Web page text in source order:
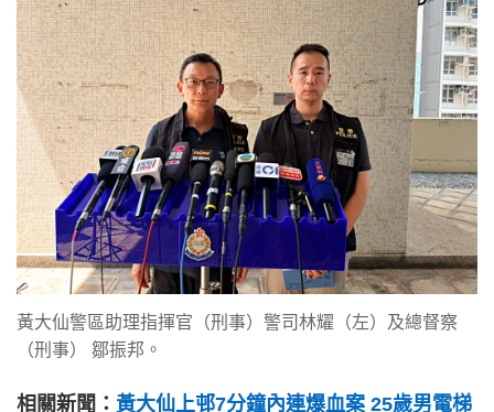
黃大仙警區助理指揮官（刑事）警司林耀（左）及總督察
（刑事） 鄒振邦。
相關新聞： 黃大仙上邨7分鐘內連爆血案 25歲男電梯